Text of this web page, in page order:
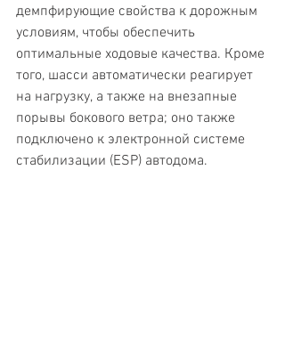
демпфирующие свойства к дорожным
условиям, чтобы обеспечить
оптимальные ходовые качества. Кроме
того, шасси автоматически реагирует
на нагрузку, а также на внезапные
порывы бокового ветра; оно также
подключено к электронной системе
стабилизации (ESP) автодома.